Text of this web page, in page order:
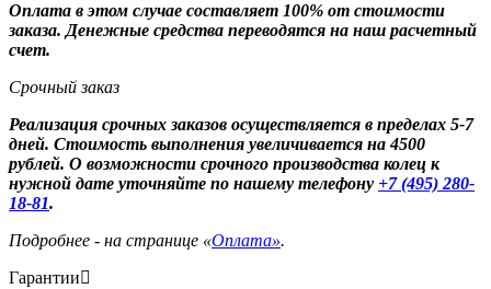
Оплата в этом случае составляет 100% от стоимости
заказа. Денежные средства переводятся на наш расчетный
счет.
Срочный заказ
Реализация срочных заказов осуществляется в пределах 5-7
дней. Стоимость выполнения увеличивается на 4500
рублей. О возможности срочного производства колец к
нужной дате уточняйте по нашему телефону +7 (495) 280-
18-81.
Подробнее - на странице «Оплата».
Гарантии